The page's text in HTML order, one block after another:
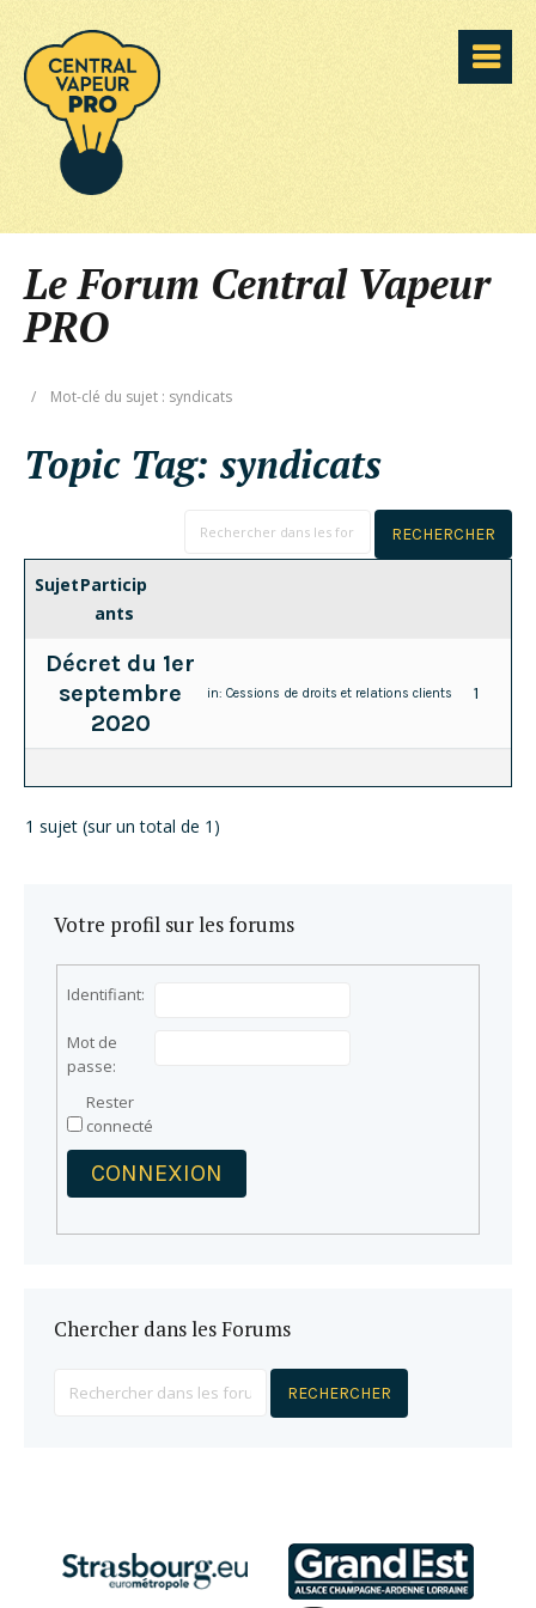
Le Forum Central Vapeur
PRO
/ Mot-clé du sujet : syndicats
Topic Tag: syndicats
SujetParticip
ants
Décret du 1er
septembre
2020
in: Cessions de droits et relations clients 1
1 sujet (sur un total de 1)
Votre profil sur les forums
Identifiant:
Mot de
passe:
Rester
connecté
CONNEXION
Chercher dans les Forums